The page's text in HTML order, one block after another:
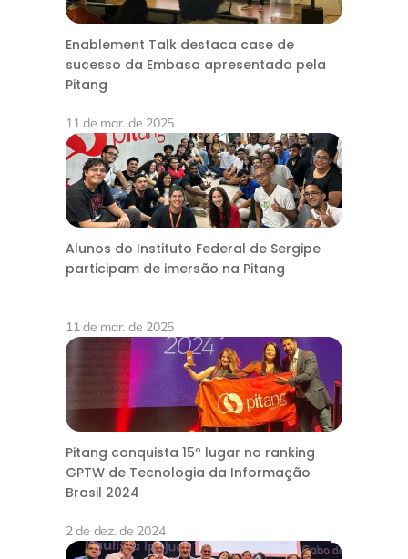
Enablement Talk destaca case de
sucesso da Embasa apresentado pela
Pitang
11 de mar. de 2025
Alunos do Instituto Federal de Sergipe
participam de imersão na Pitang
11 de mar. de 2025
Pitang conquista 15º lugar no ranking
GPTW de Tecnologia da Informação
Brasil 2024
2 de dez. de 2024